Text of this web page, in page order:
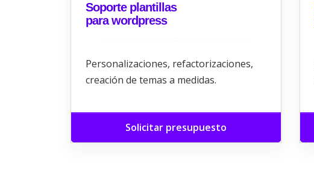
Soporte plantillas
para wordpress
Personalizaciones, refactorizaciones,
creación de temas a medidas.
Solicitar presupuesto